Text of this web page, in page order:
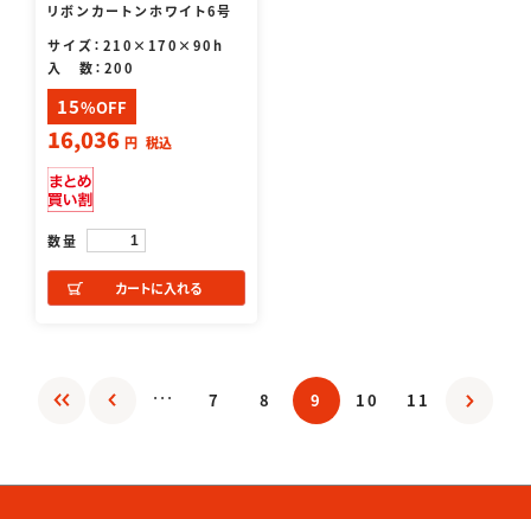
リボンカートンホワイト6号
サイズ：210×170×90h
入 数：200
15%OFF
16,036 円 税込
数量
カートに入れる
... 7 8 9 10 11